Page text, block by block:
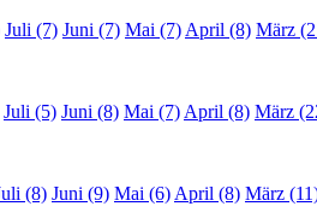
Juli (7) Juni (7) Mai (7)April (8) März
Juli (5) Juni (8) Mai (7)April (8) März
(8) Juni (9) Mai (6)April (8) März